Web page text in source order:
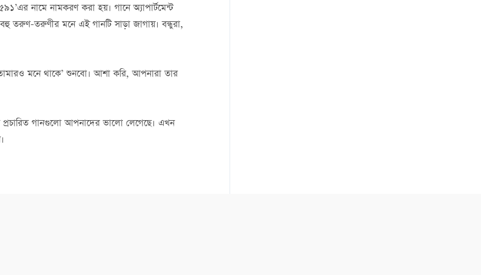
নামে নামকরণ করা হয়। গানে অ্যাপার্টমেন্ট
তরুণ-তরুণীর মনে এই গানটি সাড়া জাগায়। বন্ধুরা,
মনে থাকে’ শুনবো। আশা করি, আপনারা তার
গানগুলো আপনাদের ভালো লেগেছে। এখন